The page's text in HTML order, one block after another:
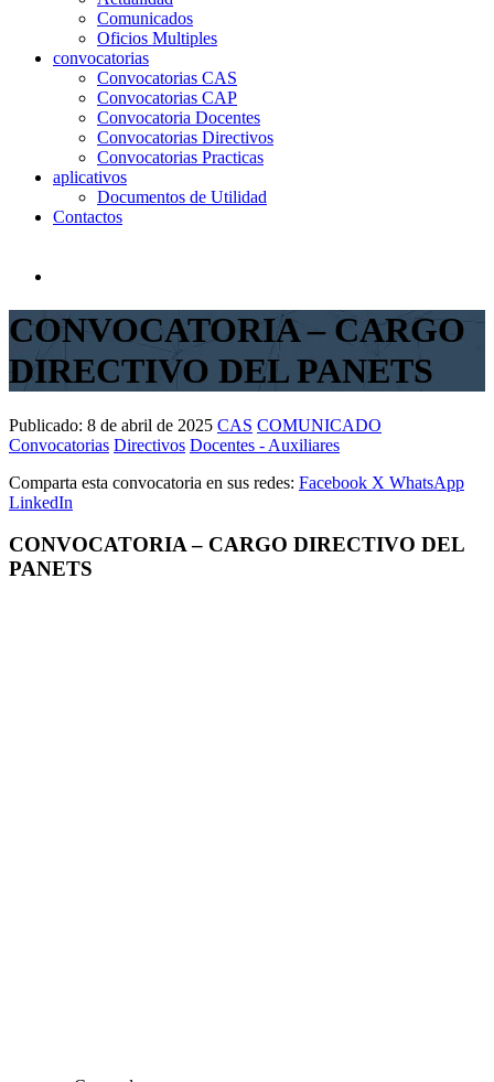
Comunicados
Oficios Multiples
convocatorias
Convocatorias CAS
Convocatorias CAP
Convocatoria Docentes
Convocatorias Directivos
Convocatorias Practicas
aplicativos
Documentos de Utilidad
Contactos
CONVOCATORIA – CARGO
DIRECTIVO DEL PANETS
Publicado: 8 de abril de 2025 CAS COMUNICADO
Convocatorias Directivos Docentes - Auxiliares
Comparta esta convocatoria en sus redes: Facebook X WhatsApp
LinkedIn
CONVOCATORIA – CARGO DIRECTIVO DEL
PANETS